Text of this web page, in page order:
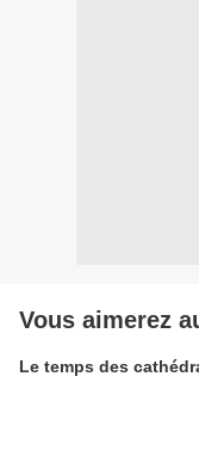
Vous aimerez
Le temps des